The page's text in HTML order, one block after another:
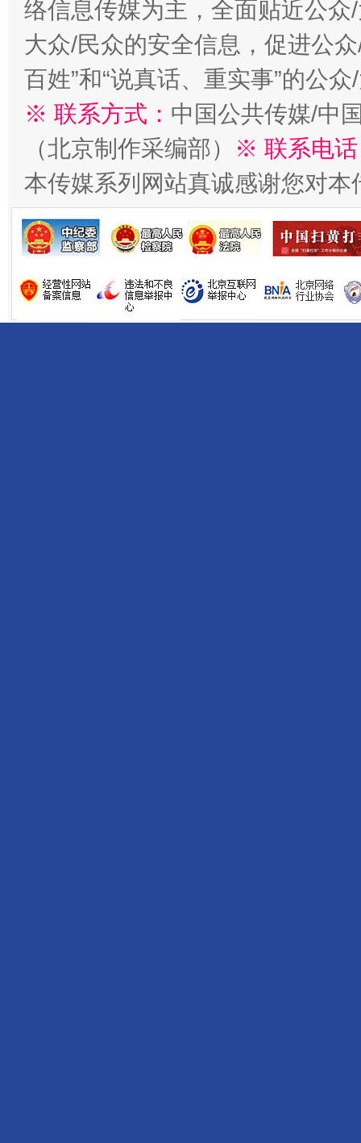
千年窑火 生生不息 一
揭开“小金库”的免责幌子
络信息传媒为主，全面贴近公
大众/民众的安全信息，促进公
百姓”和“说真话、重实事”的公
※ 联系方式： 中国公共传媒/中
（北京制作采编部）
※ 联系电
本传媒系列网站真诚感谢您对